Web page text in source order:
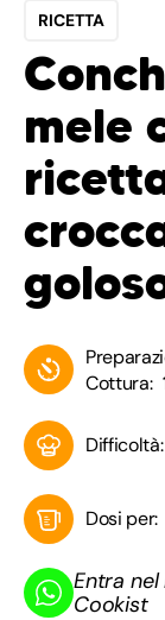
RICETTA
mele
Cottura:
Difficoltà:
Dosi per:
Entra
Cookist